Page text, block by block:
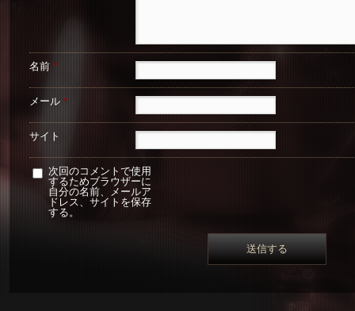
名前 *
メール *
サイト
次回のコメントで使用
するためブラウザーに
自分の名前、メールア
ドレス、サイトを保存
する。